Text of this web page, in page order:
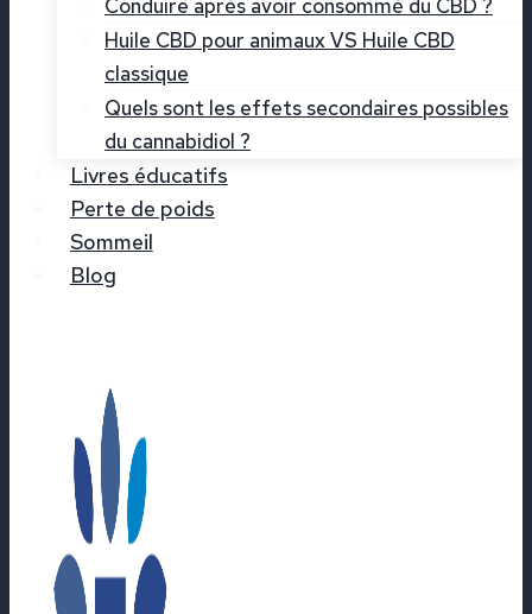
Conduire après avoir consommé du CBD ?
Huile CBD pour animaux VS Huile CBD
classique
Quels sont les effets secondaires possibles
du cannabidiol ?
Livres éducatifs
Perte de poids
Sommeil
Blog